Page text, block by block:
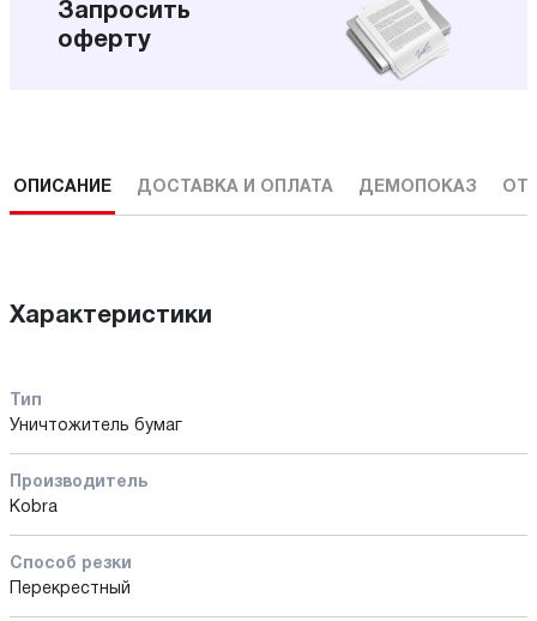
Запросить
оферту
ОПИСАНИЕ ДОСТАВКА И ОПЛАТА ДЕМОПОКАЗ
Характеристики
Тип
Уничтожитель бумаг
Производитель
Kobra
Способ резки
Перекрестный